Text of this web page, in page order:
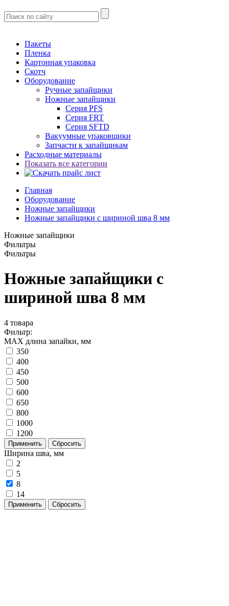
Пакеты
Пленка
Картонная упаковка
Скотч
Оборудование
Ручные запайщики
Ножные запайщики
Серия PFS
Серия FRT
Серия SFTD
Вакуумные упаковщики
Запчасти к запайщикам
Расходные материалы
Показать все категории
Главная
Оборудование
Ножные запайщики
Ножные запайщики с шириной шва 8 мм
Ножные запайщики
Фильтры
Фильтры
Ножные запайщики с
шириной шва 8 мм
4 товара
Фильтр:
МАХ длина запайки, мм
350
400
450
500
600
650
800
1000
1200
Применить Сбросить
Ширина шва, мм
2
5
8
14
Применить Сбросить